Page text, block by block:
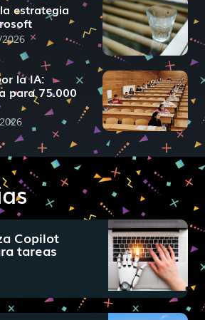
estrategia
la IA:
para 75.000
Copilot
tareas